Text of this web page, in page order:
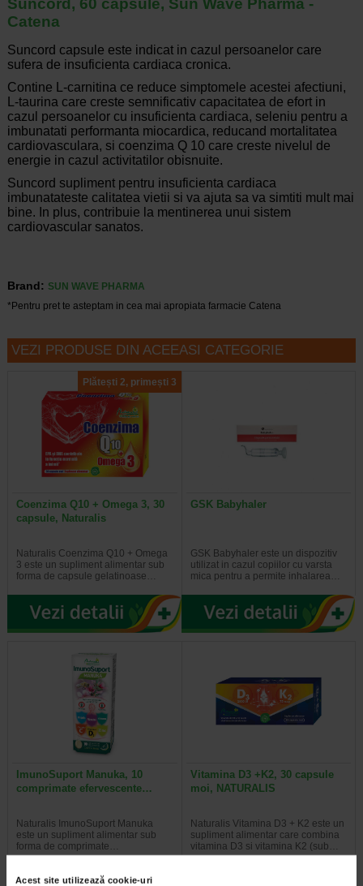
Acest site utilizează cookie-uri
Suncord, 60 capsule, Sun Wave Pharma -
Catena
Suncord capsule este indicat in cazul persoanelor care
sufera de insuficienta cardiaca cronica.
Contine L-carnitina ce reduce simptomele acestei afectiuni,
L-taurina care creste semnificativ capacitatea de efort in
cazul persoanelor cu insuficienta cardiaca, seleniu pentru a
imbunatati performanta miocardica, reducand mortalitatea
cardiovasculara, si coenzima Q 10 care creste nivelul de
energie in cazul activitatilor obisnuite.
Suncord supliment pentru insuficienta cardiaca
imbunatateste calitatea vietii si va ajuta sa va simtiti mult mai
bine. In plus, contribuie la mentinerea unui sistem
cardiovascular sanatos.
Brand: SUN WAVE PHARMA
*Pentru pret te asteptam in cea mai apropiata farmacie Catena
VEZI PRODUSE DIN ACEEASI CATEGORIE
Plătești 2, primești 3
Coenzima Q10 + Omega 3, 30
capsule, Naturalis
Naturalis Coenzima Q10 + Omega
3 este un supliment alimentar sub
forma de capsule gelatinoase…
GSK Babyhaler
GSK Babyhaler este un dispozitiv
utilizat in cazul copiilor cu varsta
mica pentru a permite inhalarea…
ImunoSuport Manuka, 10
comprimate efervescente…
Naturalis ImunoSuport Manuka
este un supliment alimentar sub
forma de comprimate…
Vitamina D3 +K2, 30 capsule
moi, NATURALIS
Naturalis Vitamina D3 + K2 este un
supliment alimentar care combina
vitamina D3 si vitamina K2 (sub…